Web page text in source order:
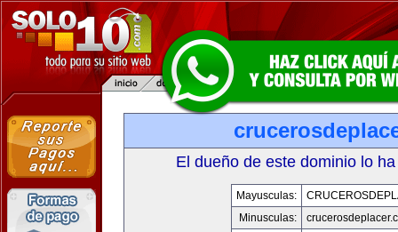
El dueño de este dominio lo
Mayusculas:
Minusculas: